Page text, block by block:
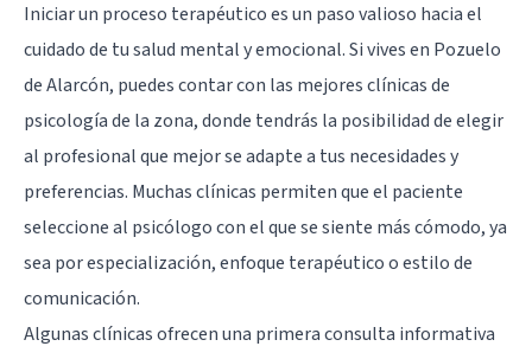
Iniciar un proceso terapéutico es un paso valioso hacia el
cuidado de tu salud mental y emocional. Si vives en Pozuelo
de Alarcón, puedes contar con las mejores clínicas de
psicología de la zona, donde tendrás la posibilidad de elegir
al profesional que mejor se adapte a tus necesidades y
preferencias. Muchas clínicas permiten que el paciente
seleccione al psicólogo con el que se siente más cómodo, ya
sea por especialización, enfoque terapéutico o estilo de
comunicación.
Algunas clínicas ofrecen una primera consulta informativa